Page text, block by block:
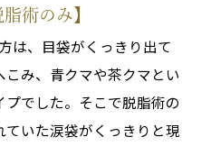
術のみ】
は、目袋がくっきり出て
み、青クマや茶クマとい
でした。そこで脱脂術の
いた涙袋がくっきりと現